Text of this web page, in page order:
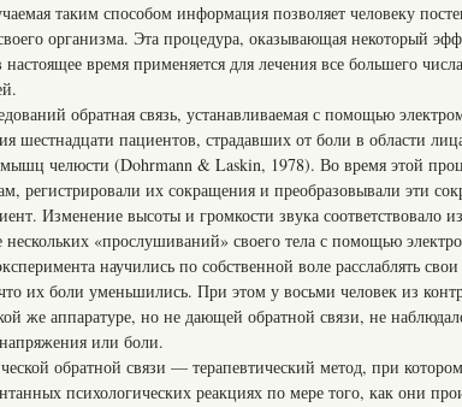
таким способом информация позволяет человеку
организма. Эта процедура, оказывающая некоторый
время применяется для лечения все большего
обратная связь, устанавливаемая с помощью
шестнадцати пациентов, страдавших от боли в области
челюсти (Dohrmann & Laskin, 1978). Во время этой
регистрировали их сокращения и преобразовывали эти
Изменение высоты и громкости звука соответствовало
«прослушиваний» своего тела с помощью
научились по собственной воле расслаблять
их боли уменьшились. При этом у восьми человек из
же аппаратуре, но не дающей обратной связи, не
или боли.
обратной связи — терапевтический метод, при
психологических реакциях по мере того, как они